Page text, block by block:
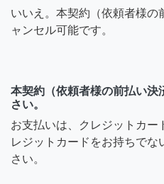
いいえ。本契約（依頼者様の
ャンセル可能です。
本契約（依頼者様の前払い決
さい。
お支払いは、クレジットカー
レジットカードをお持ちで
さい。